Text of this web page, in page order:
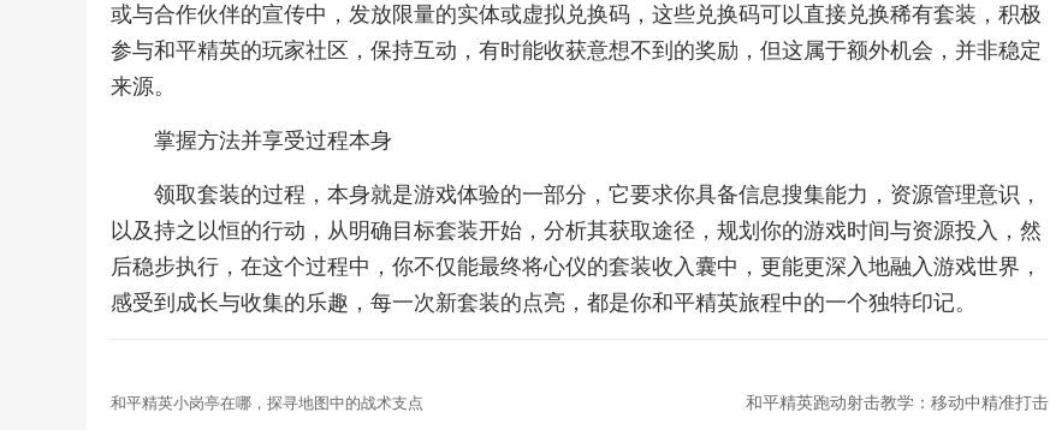
或与合作伙伴的宣传中，发放限量的实体或虚拟兑换码，这些兑换码可以直接兑换稀有套装，积极
参与和平精英的玩家社区，保持互动，有时能收获意想不到的奖励，但这属于额外机会，并非稳定
来源。
掌握方法并享受过程本身
领取套装的过程，本身就是游戏体验的一部分，它要求你具备信息搜集能力，资源管理意识，
以及持之以恒的行动，从明确目标套装开始，分析其获取途径，规划你的游戏时间与资源投入，然
后稳步执行，在这个过程中，你不仅能最终将心仪的套装收入囊中，更能更深入地融入游戏世界，
感受到成长与收集的乐趣，每一次新套装的点亮，都是你和平精英旅程中的一个独特印记。
和平精英小岗亭在哪，探寻地图中的战术支点 和平精英跑动射击教学：移动中精准打击